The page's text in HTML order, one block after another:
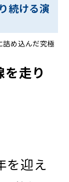
続ける演
詰め込んだ究極
走り
を迎え